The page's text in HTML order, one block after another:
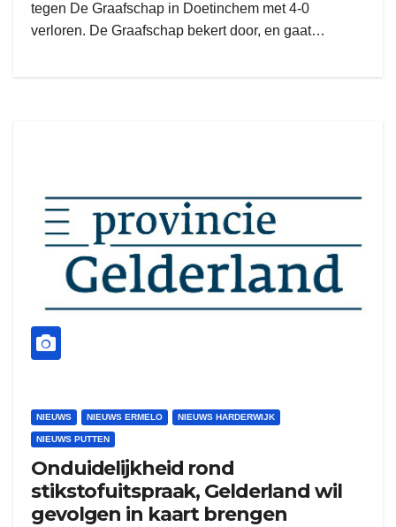
tegen De Graafschap in Doetinchem met 4-0
verloren. De Graafschap bekert door, en gaat…
NIEUWS NIEUWS ERMELO NIEUWS HARDERWIJK
NIEUWS PUTTEN
Onduidelijkheid rond
stikstofuitspraak, Gelderland wil
gevolgen in kaart brengen